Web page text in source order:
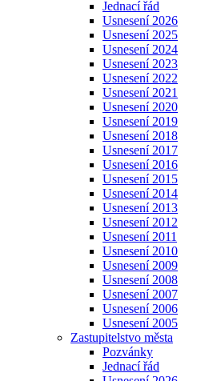
Jednací řád
Usnesení 2026
Usnesení 2025
Usnesení 2024
Usnesení 2023
Usnesení 2022
Usnesení 2021
Usnesení 2020
Usnesení 2019
Usnesení 2018
Usnesení 2017
Usnesení 2016
Usnesení 2015
Usnesení 2014
Usnesení 2013
Usnesení 2012
Usnesení 2011
Usnesení 2010
Usnesení 2009
Usnesení 2008
Usnesení 2007
Usnesení 2006
Usnesení 2005
Zastupitelstvo města
Pozvánky
Jednací řád